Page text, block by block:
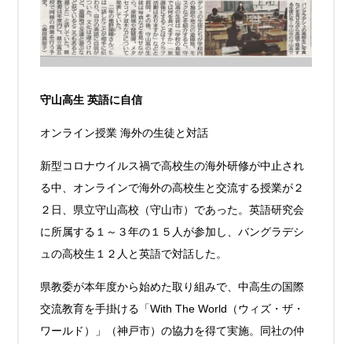
守山高生 英語に自信
オンライン授業 海外の生徒と対話
新型コロナウイルス禍で高校生の海外研修が中止され
る中、オンラインで海外の高校生と交流する授業が２
２日、県立守山高校（守山市）であった。英語研究会
に所属する １～３年の１５人が参加し、バングラデシ
ュの高校生１２人と英語で対話した。
県教委が本年度から始めた取り組みで、中高生の国際
交流教育を手掛ける「With The World（ウィズ・ザ・
ワールド）」（神戸市）の協力を得て実施。同社の仲